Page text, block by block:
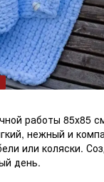
работы 85х85
нежный и
или коляски.
день.